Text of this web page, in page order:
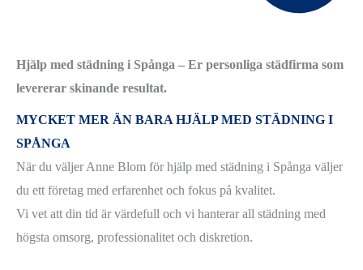
Hjälp med städning i Spånga – Er personliga städfirma som
levererar skinande resultat.
MYCKET MER ÄN BARA HJÄLP MED STÄDNING I
SPÅNGA
När du väljer Anne Blom för hjälp med städning i Spånga väljer
du ett företag med erfarenhet och fokus på kvalitet.
Vi vet att din tid är värdefull och vi hanterar all städning med
högsta omsorg, professionalitet och diskretion.